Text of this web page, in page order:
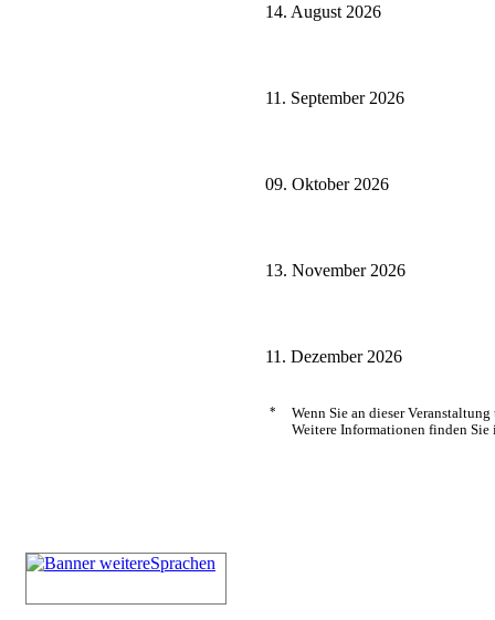
14. August 2026
11. September 2026
09. Oktober 2026
13. November 2026
11. Dezember 2026
*
Wenn Sie an dieser
Weitere Informationen finden Sie